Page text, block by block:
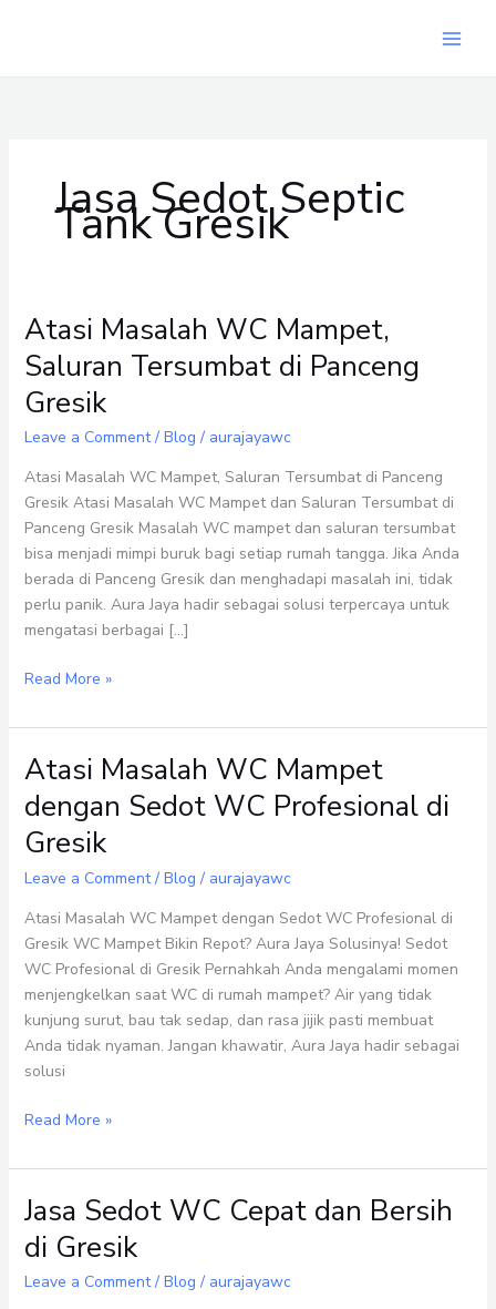
Jasa Sedot Septic
Tank Gresik
Atasi Masalah WC Mampet,
Saluran Tersumbat di Panceng
Gresik
Leave a Comment / Blog / aurajayawc
Atasi Masalah WC Mampet, Saluran Tersumbat di Panceng
Gresik Atasi Masalah WC Mampet dan Saluran Tersumbat di
Panceng Gresik Masalah WC mampet dan saluran tersumbat
bisa menjadi mimpi buruk bagi setiap rumah tangga. Jika Anda
berada di Panceng Gresik dan menghadapi masalah ini, tidak
perlu panik. Aura Jaya hadir sebagai solusi terpercaya untuk
mengatasi berbagai […]
Atasi
WC
Mampet,
di
Panceng
Gresik
Read More »
Atasi Masalah WC Mampet
dengan Sedot WC Profesional di
Gresik
Leave a Comment / Blog / aurajayawc
Atasi Masalah WC Mampet dengan Sedot WC Profesional di
Gresik WC Mampet Bikin Repot? Aura Jaya Solusinya! Sedot
WC Profesional di Gresik Pernahkah Anda mengalami momen
menjengkelkan saat WC di rumah mampet? Air yang tidak
kunjung surut, bau tak sedap, dan rasa jijik pasti membuat
Anda tidak nyaman. Jangan khawatir, Aura Jaya hadir sebagai
solusi
Atasi
WC
Mampet
WC
Profesional
di
Gresik
Read More »
Jasa Sedot WC Cepat dan Bersih
di Gresik
Leave a Comment / Blog / aurajayawc
Jasa
WC
Cepat